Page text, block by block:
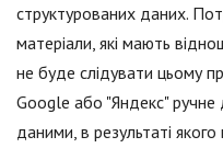
структурованих даних.
матеріали, які мають
не буде слідувати цьому
Google або "Яндекс" ручне
даними, в результаті